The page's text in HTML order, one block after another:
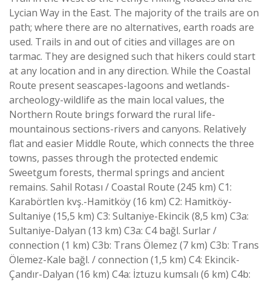
Lycian Way in the East. The majority of the trails are on
path; where there are no alternatives, earth roads are
used. Trails in and out of cities and villages are on
tarmac. They are designed such that hikers could start
at any location and in any direction. While the Coastal
Route present seascapes-lagoons and wetlands-
archeology-wildlife as the main local values, the
Northern Route brings forward the rural life-
mountainous sections-rivers and canyons. Relatively
flat and easier Middle Route, which connects the three
towns, passes through the protected endemic
Sweetgum forests, thermal springs and ancient
remains. Sahil Rotası / Coastal Route (245 km) C1:
Karabörtlen kvş.-Hamitköy (16 km) C2: Hamitköy-
Sultaniye (15,5 km) C3: Sultaniye-Ekincik (8,5 km) C3a:
Sultaniye-Dalyan (13 km) C3a: C4 bağl. Surlar /
connection (1 km) C3b: Trans Ölemez (7 km) C3b: Trans
Ölemez-Kale bağl. / connection (1,5 km) C4: Ekincik-
Çandır-Dalyan (16 km) C4a: İztuzu kumsalı (6 km) C4b: